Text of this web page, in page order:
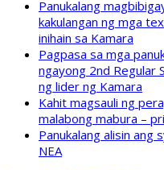
Panukalang
kakulangan ng mga
inihain sa Kamara
Pagpasa sa mga
ngayong 2nd Regular
ng lider ng Kamara
Kahit magsauli ng
malabong mabura –
Panukalang alisin
NEA